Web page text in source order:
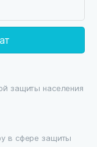
защиты населения
в сфере защиты